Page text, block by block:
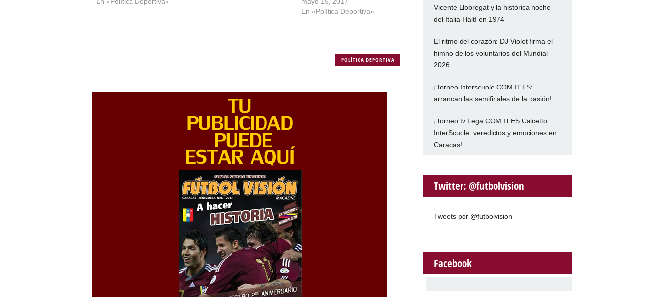
En «Política Deportiva»
mayo 15, 2017
En «Política Deportiva»
POLÍTICA DEPORTIVA
Vicente Llobregat y la histórica noche
del Italia-Haití en 1974
El ritmo del corazón: DJ Violet firma el
himno de los voluntarios del Mundial
2026
¡Torneo Interscuole COM.IT.ES:
arrancan las semifinales de la pasión!
¡Torneo fv Lega COM.IT.ES Calcetto
InterScuole: veredictos y emociones en
Caracas!
Twitter: @futbolvision
Tweets por @futbolvision
Facebook